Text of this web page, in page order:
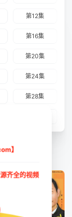
第12集
第16集
第20集
第24集
第28集
豆瓣:8.0分
】
齐全的视频